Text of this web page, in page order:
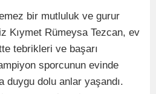
bir mutluluk ve gurur
Kıymet Rümeysa Tezcan, ev
tebrikleri ve başarı
sporcunun evinde
duygu dolu anlar yaşandı.